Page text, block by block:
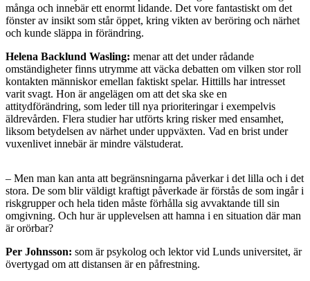
många och innebär ett enormt lidande. Det vore fantastiskt om det
fönster av insikt som står öppet, kring vikten av beröring och närhet
och kunde släppa in förändring.
Helena Backlund Wasling: menar att det under rådande
omständigheter finns utrymme att väcka debatten om vilken stor roll
kontakten människor emellan faktiskt spelar. Hittills har intresset
varit svagt. Hon är angelägen om att det ska ske en
attitydförändring, som leder till nya prioriteringar i exempelvis
äldrevården. Flera studier har utförts kring risker med ensamhet,
liksom betydelsen av närhet under uppväxten. Vad en brist under
vuxenlivet innebär är mindre välstuderat.
– Men man kan anta att begränsningarna påverkar i det lilla och i det
stora. De som blir väldigt kraftigt påverkade är förstås de som ingår i
riskgrupper och hela tiden måste förhålla sig avvaktande till sin
omgivning. Och hur är upplevelsen att hamna i en situation där man
är orörbar?
Per Johnsson: som är psykolog och lektor vid Lunds universitet, är
övertygad om att distansen är en påfrestning.